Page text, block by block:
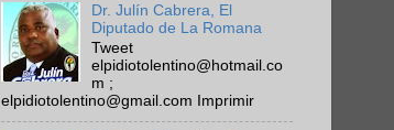
Dr. Julín Cabrera, El
Diputado de La Romana
Tweet
elpidiotolentino@hotmail.co
m ;
elpidiotolentino@gmail.com Imprimir